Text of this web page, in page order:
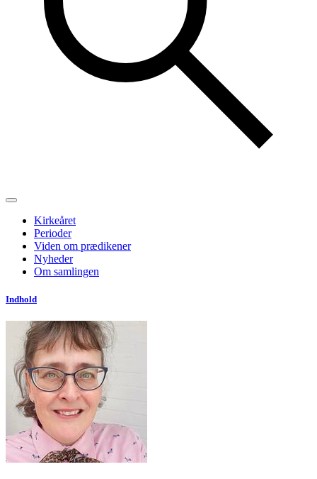
Kirkeåret
Perioder
Viden om prædikener
Nyheder
Om samlingen
Indhold